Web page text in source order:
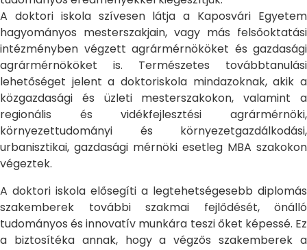
A doktori iskola szívesen látja a Kaposvári Egyetem
hagyományos mesterszakjain, vagy más felsőoktatási
intézményben végzett agrármérnököket és gazdasági
agrármérnököket is. Természetes továbbtanulási
lehetőséget jelent a doktoriskola mindazoknak, akik a
közgazdasági és üzleti mesterszakokon, valamint a
regionális és vidékfejlesztési agrármérnöki,
környezettudományi és környezetgazdálkodási,
urbanisztikai, gazdasági mérnöki esetleg MBA szakokon
végeztek.
A doktori iskola elősegíti a legtehetségesebb diplomás
szakemberek további szakmai fejlődését, önálló
tudományos és innovatív munkára teszi őket képessé. Ez
a biztosítéka annak, hogy a végzős szakemberek a